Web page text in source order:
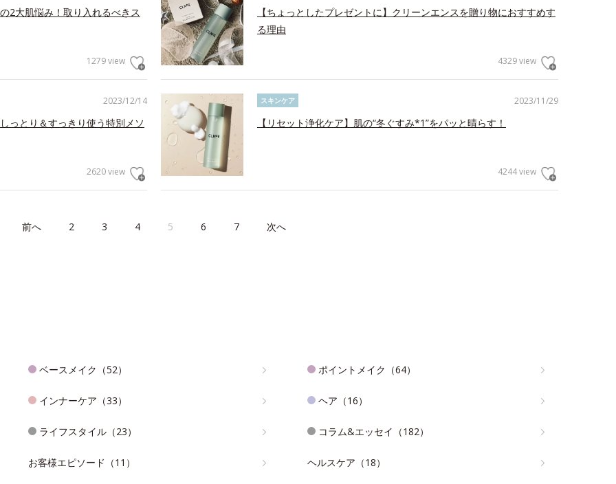
2大肌悩み！取り入れるべきス
1279 view
【ちょっとしたプレゼントに】クリーンエンスを贈り物におすすめす
る理由
4329 view
2023/12/14
っとり＆すっきり使う特別メソ
2620 view
2023/11/29
スキンケア
【リセット浄化ケア】肌の“冬ぐすみ*1”をパッと晴らす！
4244 view
前へ 2 3 4 5 6 7 次へ
ベースメイク（52） ポイントメイク（64）
インナーケア（33） ヘア（16）
ライフスタイル（23） コラム&エッセイ（182）
お客様エピソード（11） ヘルスケア（18）